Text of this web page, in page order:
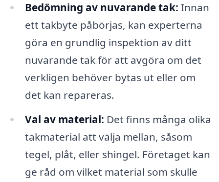
Bedömning av nuvarande tak: Innan
ett takbyte påbörjas, kan experterna
göra en grundlig inspektion av ditt
nuvarande tak för att avgöra om det
verkligen behöver bytas ut eller om
det kan repareras.
Val av material: Det finns många olika
takmaterial att välja mellan, såsom
tegel, plåt, eller shingel. Företaget kan
ge råd om vilket material som skulle